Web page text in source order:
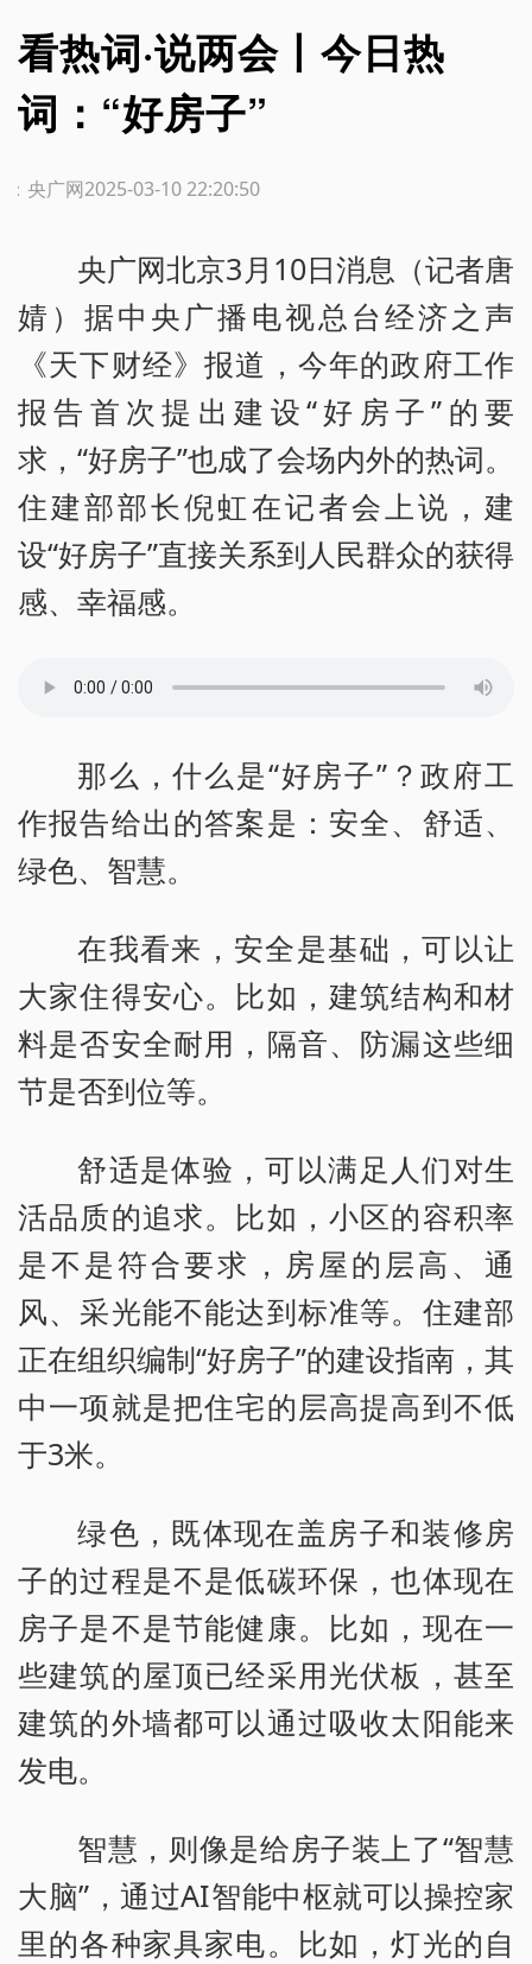
看热词·说两会丨今日热
词：“好房子”
2025-03-10 22:20:50
：央广网
央广网北京3月10日消息（记者唐
婧）据中央广播电视总台经济之声
《天下财经》报道，今年的政府工作
报告首次提出建设“好房子”的要
求，“好房子”也成了会场内外的热词。
住建部部长倪虹在记者会上说，建
设“好房子”直接关系到人民群众的获得
感、幸福感。
那么，什么是“好房子”？政府工
作报告给出的答案是：安全、舒适、
绿色、智慧。
在我看来，安全是基础，可以让
大家住得安心。比如，建筑结构和材
料是否安全耐用，隔音、防漏这些细
节是否到位等。
舒适是体验，可以满足人们对生
活品质的追求。比如，小区的容积率
是不是符合要求，房屋的层高、通
风、采光能不能达到标准等。住建部
正在组织编制“好房子”的建设指南，其
中一项就是把住宅的层高提高到不低
于3米。
绿色，既体现在盖房子和装修房
子的过程是不是低碳环保，也体现在
房子是不是节能健康。比如，现在一
些建筑的屋顶已经采用光伏板，甚至
建筑的外墙都可以通过吸收太阳能来
发电。
智慧，则像是给房子装上了“智慧
大脑”，通过AI智能中枢就可以操控家
里的各种家具家电。比如，灯光的自